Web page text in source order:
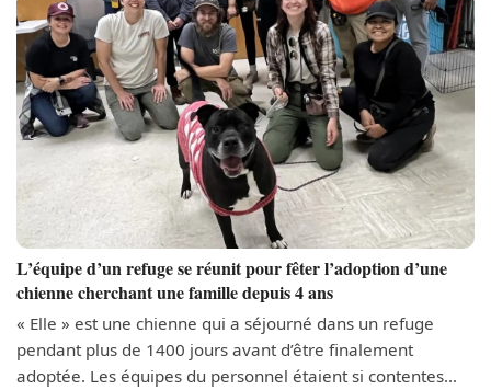
L’équipe d’un refuge se réunit pour fêter l’adoption d’une
chienne cherchant une famille depuis 4 ans
« Elle » est une chienne qui a séjourné dans un refuge
pendant plus de 1400 jours avant d’être finalement
adoptée. Les équipes du personnel étaient si contentes